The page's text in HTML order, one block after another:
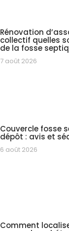
Rénovation
collectif quelles
de la fosse
7 août 2026
Couvercle fosse
dépôt : avis et
6 août 2026
Comment